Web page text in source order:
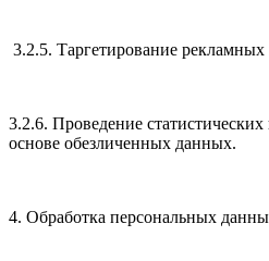
3.2.5. Таргетирование рекламных
3.2.6. Проведение
основе обезличенных данных.
4. Обработка персональных